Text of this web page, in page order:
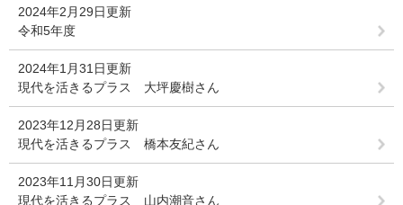
2024年2月29日更新
令和5年度
2024年1月31日更新
現代を活きるプラス 大坪慶樹さん
2023年12月28日更新
現代を活きるプラス 橋本友紀さん
2023年11月30日更新
現代を活きるプラス 山内潮音さん